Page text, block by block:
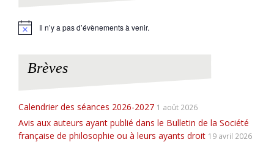
N
Il n’y a pas d’évènements à venir.
Brèves
Calendrier des séances 2026-2027 1 août 2026
Avis aux auteurs ayant publié dans le Bulletin de la Société
française de philosophie ou à leurs ayants droit 19 avril 2026